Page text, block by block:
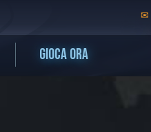
✉
GIOCA ORA